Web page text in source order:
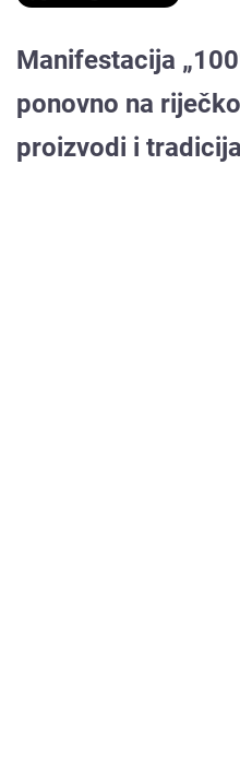
Manifestacija
ponovno na
proizvodi i